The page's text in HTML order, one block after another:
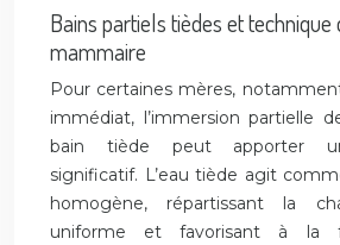
Bains partiels tièdes et technique
mammaire
Pour certaines mères,
immédiat, l’immersion partielle
bain tiède peut apporter
significatif. L’eau tiède agit
homogène, répartissant la
uniforme et favorisant à la